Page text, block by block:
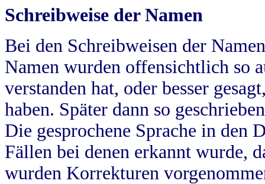
Schreibweise der Namen
Bei den Schreibweisen der
Namen wurden offensichtlich so
verstanden hat, oder besser
haben. Später dann so
Die gesprochene Sprache in
Fällen bei denen erkannt wurde,
wurden Korrekturen